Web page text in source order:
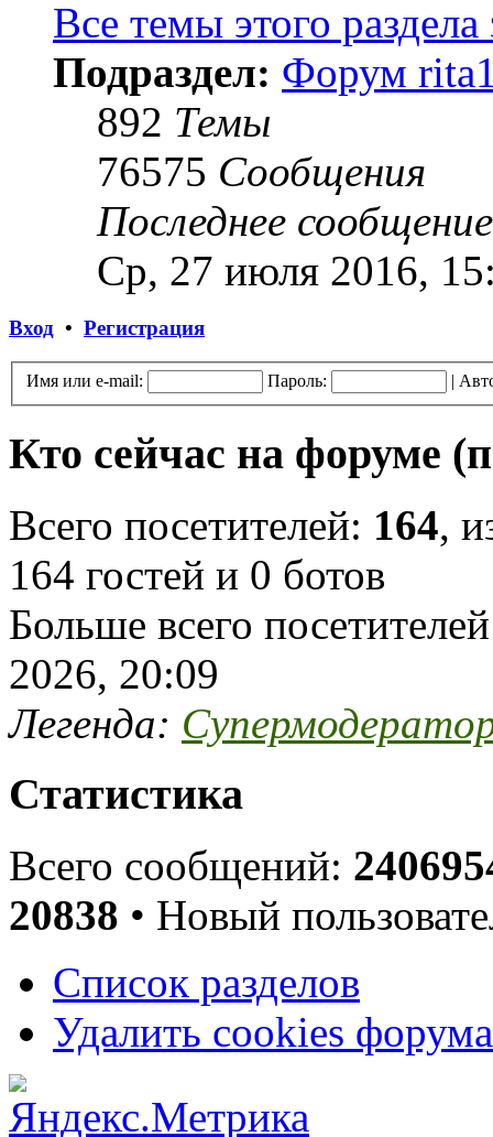
Все темы этого
Подраздел: Форум
892 Темы
76575 Сообщения
Последнее сообщение
Ср, 27 июля 2016,
Вход • Регистрация
Имя или e-mail: Пароль: |
Кто сейчас на форуме
Всего посетителей: 164,
164 гостей и 0 ботов
Больше всего
2026, 20:09
Легенда:
Статистика
Всего сообщений:
20838 • Новый
Список разделов
Удалить cookies форума